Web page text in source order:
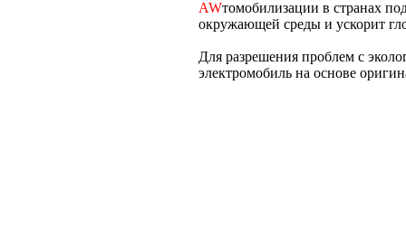
AWтомобилизации в странах
окружающей среды и ускорит
Для разрешения проблем с
электромобиль на основе